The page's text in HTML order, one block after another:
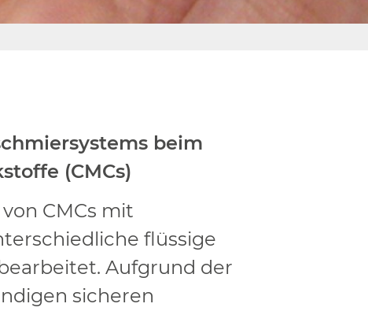
beim
(CMCs)
CMCs mit
flüssige
Aufgrund der
sicheren